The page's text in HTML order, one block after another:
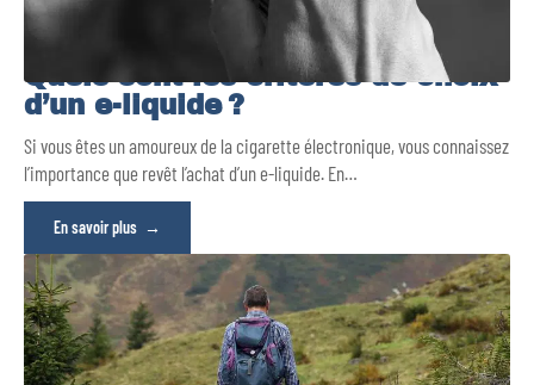
Quels sont les critères de choix
d’un e-liquide ?
Si vous êtes un amoureux de la cigarette électronique, vous connaissez
l’importance que revêt l’achat d’un e-liquide. En…
En savoir plus